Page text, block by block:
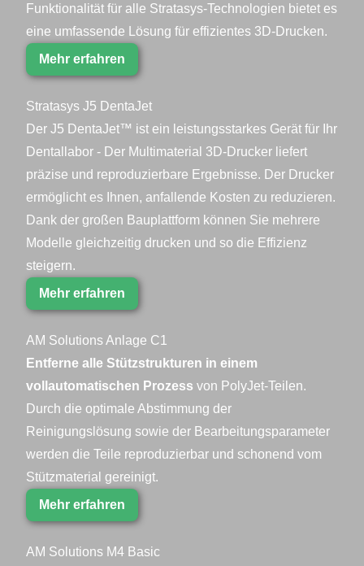
Funktionalität für alle Stratasys-Technologien bietet es
eine umfassende Lösung für effizientes 3D-Drucken.
Mehr erfahren
Stratasys J5 DentaJet
Der J5 DentaJet™ ist ein leistungsstarkes Gerät für Ihr
Dentallabor - Der Multimaterial 3D-Drucker liefert
präzise und reproduzierbare Ergebnisse. Der Drucker
ermöglicht es Ihnen, anfallende Kosten zu reduzieren.
Dank der großen Bauplattform können Sie mehrere
Modelle gleichzeitig drucken und so die Effizienz
steigern.
Mehr erfahren
AM Solutions Anlage C1
Entferne alle Stützstrukturen in einem
vollautomatischen Prozess von PolyJet-Teilen.
Durch die optimale Abstimmung der
Reinigungslösung sowie der Bearbeitungsparameter
werden die Teile reproduzierbar und schonend vom
Stützmaterial gereinigt.
Mehr erfahren
AM Solutions M4 Basic